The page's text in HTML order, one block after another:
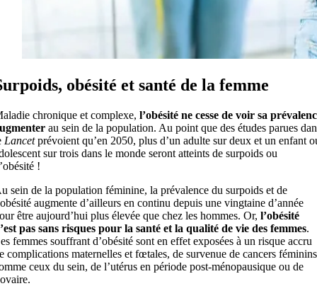
obésité et santé de la femme
chronique et complexe, l’obésité ne cesse de voir sa
au sein de la population. Au point que des études parues
Lancetprévoient qu’en 2050, plus d’un adulte sur deux et un enfant
sur trois dans le monde seront atteints de surpoids ou
!
sein de la population féminine, la prévalence du surpoids et de
augmente d’ailleurs en continu depuis une vingtaine d’année
être aujourd’hui plus élevée que chez les hommes. Or, l’obésité
pas sans risques pour la santé et la qualité de vie des femmes.
femmes souffrant d’obésité sont en effet exposées à un risque accru
complications maternelles et fœtales, de survenue de cancers féminins
ceux du sein, de l’utérus en période post-ménopausique ou de